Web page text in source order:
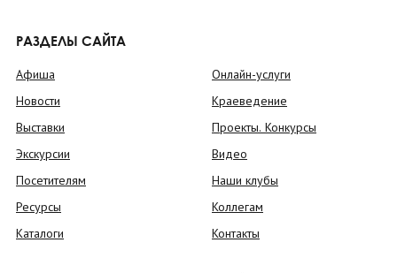
РАЗДЕЛЫ САЙТА
Афиша
Новости
Выставки
Экскурсии
Посетителям
Ресурсы
Каталоги
Онлайн-услуги
Краеведение
Проекты. Конкурсы
Видео
Наши клубы
Коллегам
Контакты